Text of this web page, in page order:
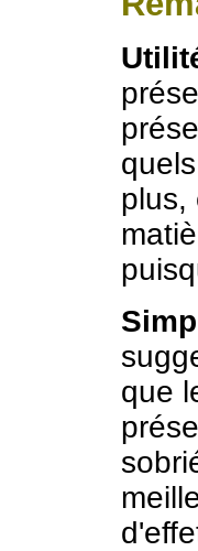
plus,
que